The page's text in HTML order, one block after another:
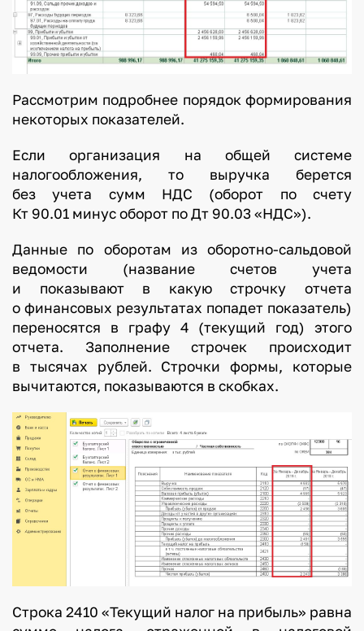
Рассмотрим подробнее порядок формирования
некоторых показателей.
Если организация на общей системе
налогообложения, то выручка берется
без учета сумм НДС (оборот по счету
Кт 90.01 минус оборот по Дт 90.03 «НДС»).
Данные по оборотам из оборотно-сальдовой
ведомости (название счетов учета
и показывают в какую строчку отчета
о финансовых результатах попадет показатель)
переносятся в графу 4 (текущий год) этого
отчета. Заполнение строчек происходит
в тысячах рублей. Строчки формы, которые
вычитаются, показываются в скобках.
Строка 2410 «Текущий налог на прибыль» равна